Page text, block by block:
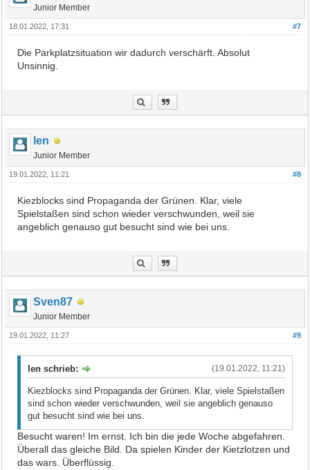
Junior Member
#7
18.01.2022, 17:31
Die Parkplatzsituation wir dadurch verschärft. Absolut
Unsinnig.
len
Junior Member
#8
19.01.2022, 11:21
Kiezblocks sind Propaganda der Grünen. Klar, viele
Spielstaßen sind schon wieder verschwunden, weil sie
angeblich genauso gut besucht sind wie bei uns.
Sven87
Junior Member
#9
19.01.2022, 11:27
(19.01.2022, 11:21)
len schrieb:
Kiezblocks sind Propaganda der Grünen. Klar, viele Spielstaßen
sind schon wieder verschwunden, weil sie angeblich genauso
gut besucht sind wie bei uns.
Besucht waren! Im ernst. Ich bin die jede Woche abgefahren.
Überall das gleiche Bild. Da spielen Kinder der Kietzlotzen und
das wars. Überflüssig.